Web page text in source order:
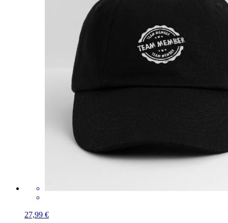
27,99 €